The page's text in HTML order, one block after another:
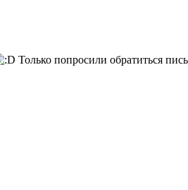
Только попросили обратиться